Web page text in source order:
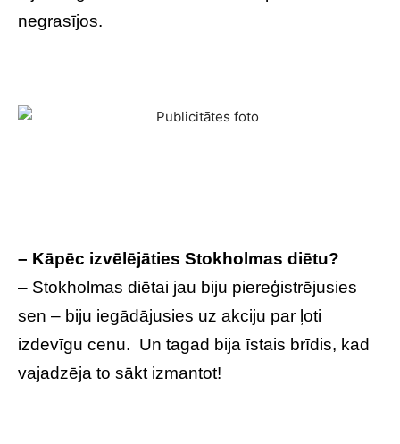
negrasījos.
– Kāpēc izvēlējāties Stokholmas diētu?
– Stokholmas diētai jau biju piereģistrējusies
sen – biju iegādājusies uz akciju par ļoti
izdevīgu cenu. Un tagad bija īstais brīdis, kad
vajadzēja to sākt izmantot!